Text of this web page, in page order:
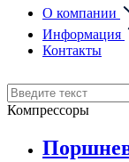
О компании
Информация
Контакты
Компрессоры